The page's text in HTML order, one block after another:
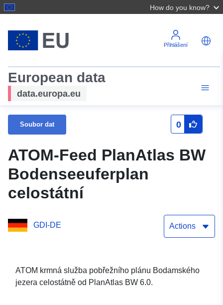
How do you know?
Přihlášení
European data
data.europa.eu
Soubor dat 0
ATOM-Feed PlanAtlas BW
Bodenseeuferplan
celostátní
GDI-DE Actions
ATOM krmná služba pobřežního plánu Bodamského
jezera celostátně od PlanAtlas BW 6.0.